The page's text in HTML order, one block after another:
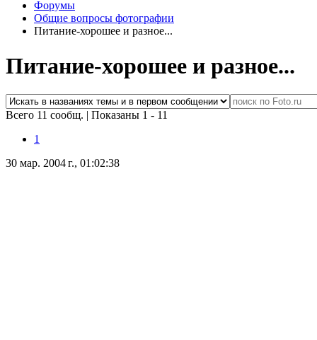
Форумы
Общие вопросы фотографии
Питание-хорошее и разное...
Питание-хорошее и разное...
Всего 11 сообщ. | Показаны 1 - 11
1
30 мар. 2004 г., 01:02:38